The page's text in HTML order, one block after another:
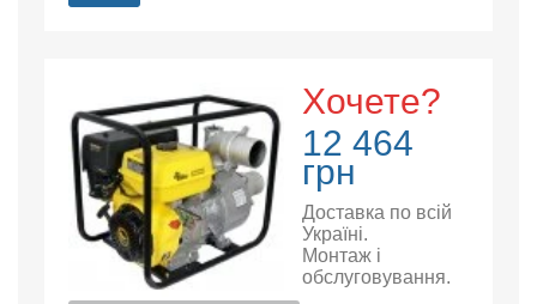
Хочете?
12 464
грн
Доставка по всій
Україні.
Монтаж і
обслуговування.